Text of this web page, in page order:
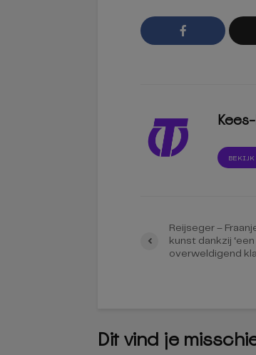
BEKIJK
Reijseger –
kunst dankzij ‘een
overweldigend
Dit vind je